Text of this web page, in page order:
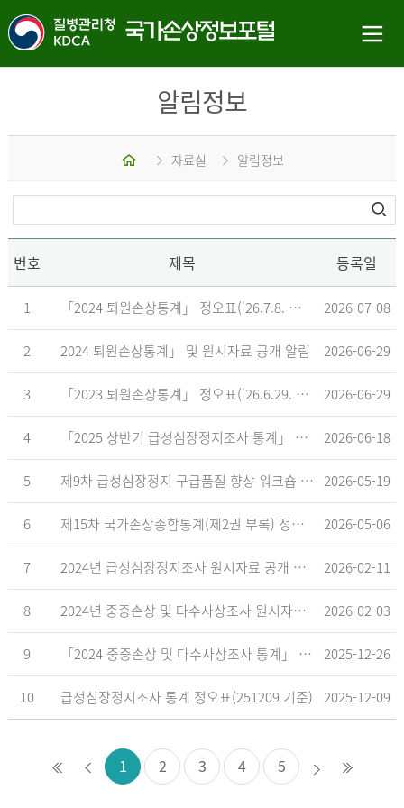
알림정보
홈 자료실 알림정보
번호 제목 등록일
1 「2024 퇴원손상통계」 정오표('26.7.8. 기준) 2026-07-08
2 2024 퇴원손상통계」 및 원시자료 공개 알림 2026-06-29
3 「2023 퇴원손상통계」 정오표('26.6.29. 기준) 2026-06-29
4 「2025 상반기 급성심장정지조사 통계」 공표 2026-06-18
5 제9차 급성심장정지 구급품질 향상 워크숍 개최 안내 2026-05-19
6 제15차 국가손상종합통계(제2권 부록) 정오표('26.5.18. 기준) 2026-05-06
7 2024년 급성심장정지조사 원시자료 공개 알림 2026-02-11
8 2024년 중증손상 및 다수사상조사 원시자료 공개 알림 2026-02-03
9 「2024 중증손상 및 다수사상조사 통계」 공표 2025-12-26
10 급성심장정지조사 통계 정오표(251209 기준) 2025-12-09
1 2 3 4 5